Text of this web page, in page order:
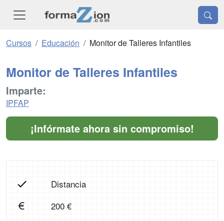
Cursos Educación Monitor de Talleres Infantiles
Monitor de Talleres Infantiles
Imparte:
IPFAP
¡Infórmate ahora sin compromiso!
Distancia
200 €